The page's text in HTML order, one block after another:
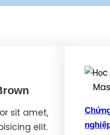
sit amet,
elit.